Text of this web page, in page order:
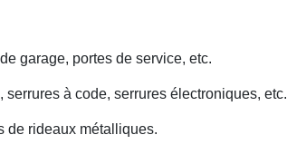
garage, portes de service, etc.
à code, serrures électroniques, etc.
de rideaux métalliques.